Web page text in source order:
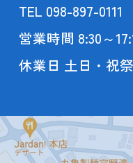
TEL 098-897-
営業時間 8:30～
休業日 土日・祝